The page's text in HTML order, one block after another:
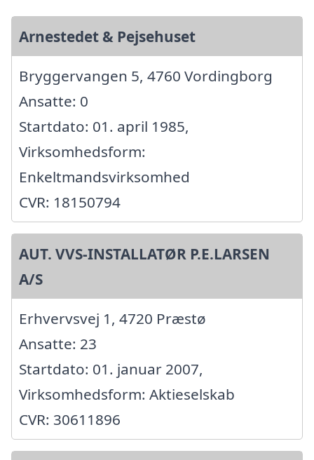
Arnestedet & Pejsehuset
Bryggervangen 5, 4760 Vordingborg
Ansatte: 0
Startdato: 01. april 1985,
Virksomhedsform:
Enkeltmandsvirksomhed
CVR: 18150794
AUT. VVS-INSTALLATØR P.E.LARSEN
A/S
Erhvervsvej 1, 4720 Præstø
Ansatte: 23
Startdato: 01. januar 2007,
Virksomhedsform: Aktieselskab
CVR: 30611896